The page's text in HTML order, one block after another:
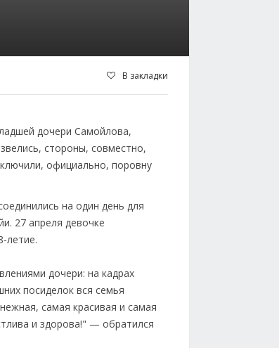
В закладки
на один день для
27 апреля девочке
летие.
дочери: на кадрах
посиделок вся семья
самая красивая и самая
и здорова!" — обратился